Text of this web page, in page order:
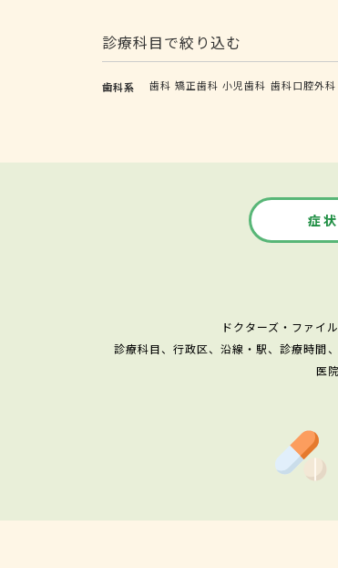
診療科目で絞り込む
歯科系 歯科 矯正歯科 小児歯科 歯科口腔外科
症
ドクターズ・ファイ
診療科目、行政区、沿線・駅、診療時間
医